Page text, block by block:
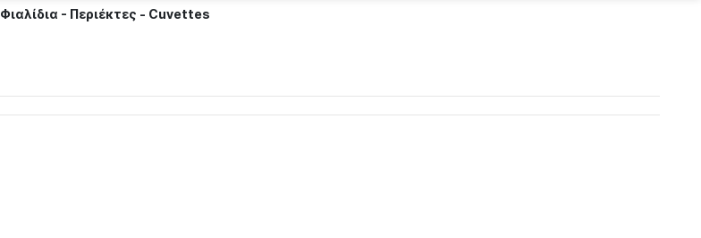
Φιαλίδια - Περιέκτες - Cuvettes